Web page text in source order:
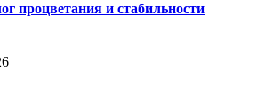
процветания и стабильности